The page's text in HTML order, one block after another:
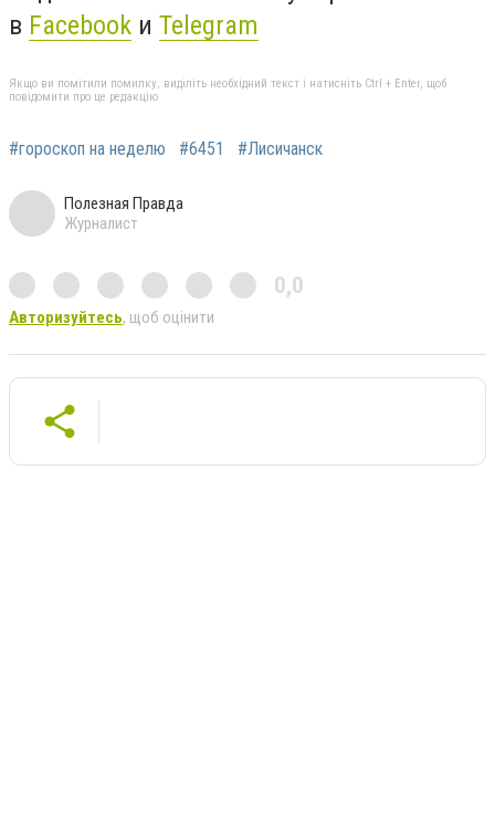
в Facebook и Telegram
Якщо ви помітили помилку, виділіть необхідний текст і натисніть Ctrl + Enter, щоб
повідомити про це редакцію
#гороскоп на неделю #6451 #Лисичанск
Полезная Правда
Журналист
0,0
Авторизуйтесь, щоб оцінити